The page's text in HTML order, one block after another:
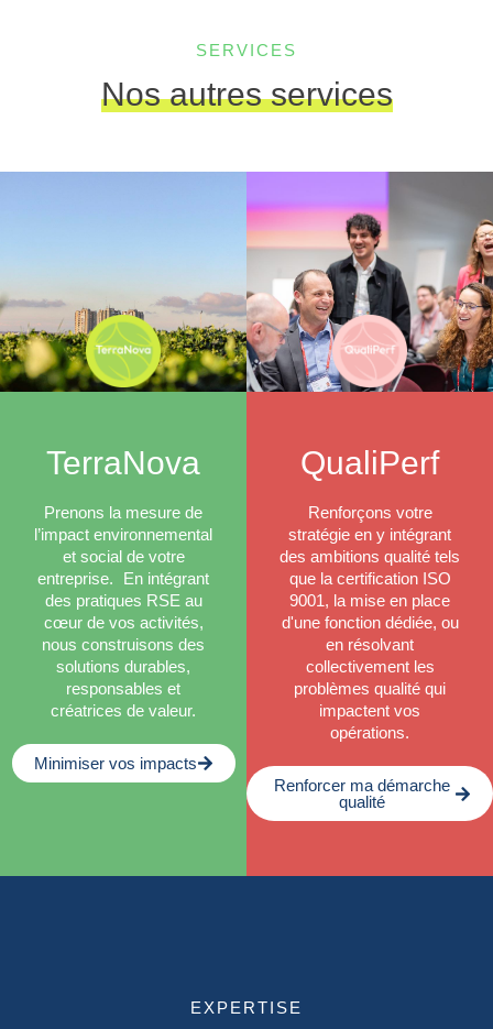
SERVICES
Nos autres services
TerraNova
Prenons la mesure de
l’impact environnemental
et social de votre
entreprise. En intégrant
des pratiques RSE au
cœur de vos activités,
nous construisons des
solutions durables,
responsables et
créatrices de valeur.
Minimiser vos impacts
QualiPerf
Renforçons votre
stratégie en y intégrant
des ambitions qualité tels
que la certification ISO
9001, la mise en place
d'une fonction dédiée, ou
en résolvant
collectivement les
problèmes qualité qui
impactent vos
opérations.
Renforcer ma démarche
qualité
EXPERTISE